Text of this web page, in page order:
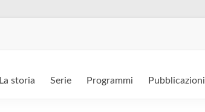
La storia Serie Programmi Pubblicazioni